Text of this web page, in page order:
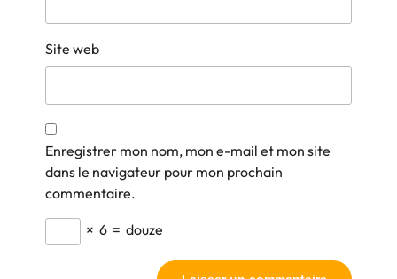
Site web
Enregistrer mon nom, mon e-mail et mon site
dans le navigateur pour mon prochain
commentaire.
× 6 = douze